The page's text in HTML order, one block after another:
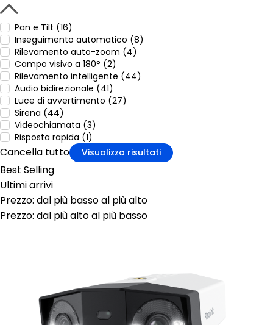
Pan e Tilt (16)
Inseguimento automatico (8)
Rilevamento auto-zoom (4)
Campo visivo a 180° (2)
Rilevamento intelligente (44)
Audio bidirezionale (41)
Luce di avvertimento (27)
Sirena (44)
Videochiamata (3)
Risposta rapida (1)
Cancella tutto Visualizza risultati
Best Selling
Ultimi arrivi
Prezzo: dal più basso al più alto
Prezzo: dal più alto al più basso